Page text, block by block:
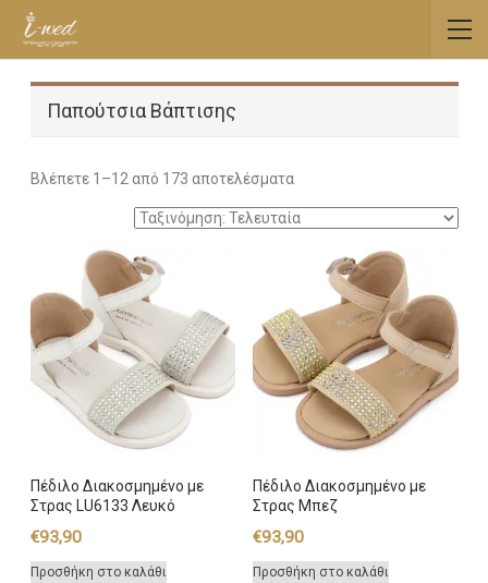
Παπούτσια Βάπτισης
Βλέπετε 1–12 από 173 αποτελέσματαSorted
latest
Πέδιλο Διακοσμημένο με
Στρας LU6133 Λευκό
€93,90
Προσθήκη στο καλάθι
Πέδιλο Διακοσμημένο με
Στρας Μπεζ
€93,90
Προσθήκη στο καλάθι